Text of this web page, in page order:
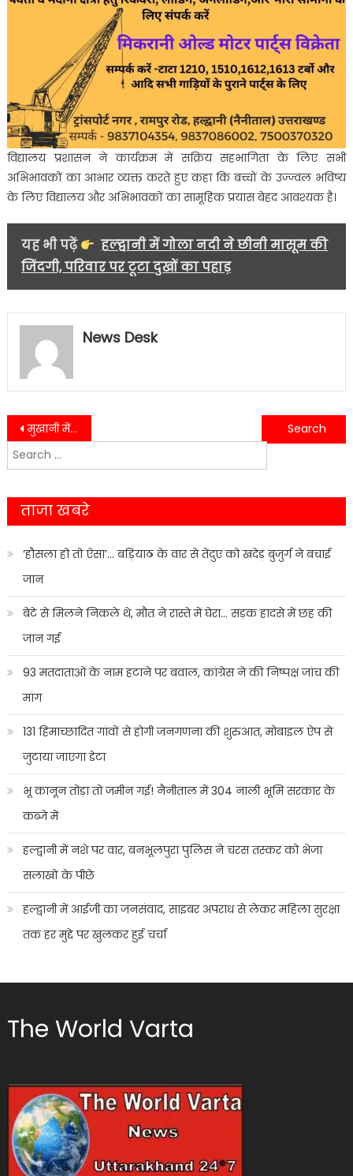
विद्यालय प्रशासन ने कार्यक्रम में सक्रिय सहभागिता के लिए सभी
अभिभावकों का आभार व्यक्त करते हुए कहा कि बच्चों के उज्ज्वल भविष्य
के लिए विद्यालय और अभिभावकों का सामूहिक प्रयास बेहद आवश्यक है।
यह भी पढ़ें
हल्द्वानी में गोला नदी ने छीनी मासूम की
जिंदगी, परिवार पर टूटा दुखों का पहाड़
News Desk
Post
navigation
मुखानी में दो चोरी का खुलासा, अंतरराज्यीय चोर गिरफ्तार….
रेलवे स्टेशन-रोडवेज क्षेत्र में वारदात करने वाला गैंग गिरफ्तार….
Search
for:
ताजा खबरे
‘हौसला हो तो ऐसा’… बड़ियाठ के वार से तेंदुए को खदेड़ बुजुर्ग ने बचाई
जान
बेटे से मिलने निकले थे, मौत ने रास्ते में घेरा… सड़क हादसे में छह की
जान गई
93 मतदाताओं के नाम हटाने पर बवाल, कांग्रेस ने की निष्पक्ष जांच की
मांग
131 हिमाच्छादित गांवों से होगी जनगणना की शुरुआत, मोबाइल ऐप से
जुटाया जाएगा डेटा
भू कानून तोड़ा तो जमीन गई! नैनीताल में 304 नाली भूमि सरकार के
कब्जे में
हल्द्वानी में नशे पर वार, बनभूलपुरा पुलिस ने चरस तस्कर को भेजा
सलाखों के पीछे
हल्द्वानी में आईजी का जनसंवाद, साइबर अपराध से लेकर महिला सुरक्षा
तक हर मुद्दे पर खुलकर हुई चर्चा
The World Varta